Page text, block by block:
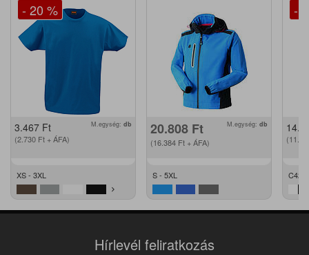
- 20 %
3.467 Ft
(2.730 Ft + ÁFA)
M.egység: db
XS - 3XL
20.808 Ft
(16.384 Ft + ÁFA)
M.egység: db
S - 5XL
-
C42 -
Hírlevél feliratkozás